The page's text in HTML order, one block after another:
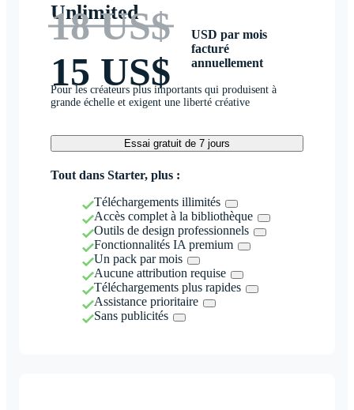
Unlimited
18 US$
15 US$
USD par mois
facturé
annuellement
Pour les créateurs plus importants qui produisent à
grande échelle et exigent une liberté créative
Essai gratuit de 7 jours
Tout dans Starter, plus :
Téléchargements illimités
Accès complet à la bibliothèque
Outils de design professionnels
Fonctionnalités IA premium
Un pack par mois
Aucune attribution requise
Téléchargements plus rapides
Assistance prioritaire
Sans publicités